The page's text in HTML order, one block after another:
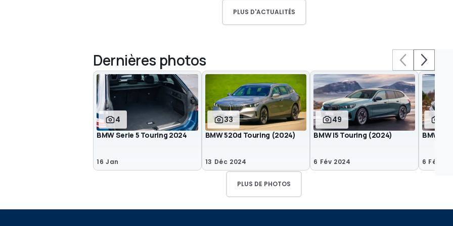
PLUS D'ACTUALITÉS
Dernières photos
4
BMW Serie 5 Touring 2024
16 Jan
33
BMW 520d Touring (2024)
13 Déc 2024
49
BMW i5 Touring (2024)
6 Fév 2024
BMW
6 Fév
PLUS DE PHOTOS